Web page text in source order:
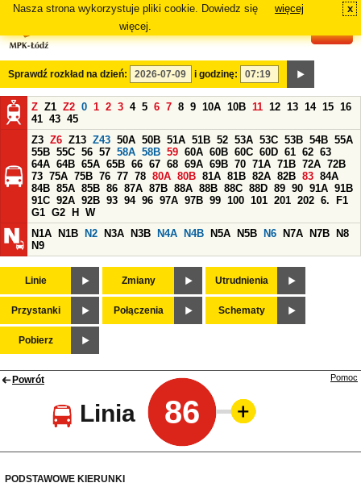
Nasza strona wykorzystuje pliki cookie. Dowiedz się
więcej.
więcej x
Sprawdź rozkład na dzień: i godzinę:
Z Z1 Z2 0 1 2 3 4 5 6 7 8 9 10A 10B 11 12 13 14 15 16
41 43 45
Z3 Z6 Z13 Z43 50A 50B 51A 51B 52 53A 53C 53B 54B 55A
55B 55C 56 57 58A 58B 59 60A 60B 60C 60D 61 62 63
64A 64B 65A 65B 66 67 68 69A 69B 70 71A 71B 72A 72B
73 75A 75B 76 77 78 80A 80B 81A 81B 82A 82B 83 84A
84B 85A 85B 86 87A 87B 88A 88B 88C 88D 89 90 91A 91B
91C 92A 92B 93 94 96 97A 97B 99 100 101 201 202 6.
F1
G1 G2 H
W
N1A
N1B N2 N3A N3B N4A N4B N5A N5B N6 N7A N7B
N8
N9
Linie Zmiany Utrudnienia
Przystanki Połączenia Schematy
Pobierz
Powrót
Linia 86
Pomoc
PODSTAWOWE KIERUNKI